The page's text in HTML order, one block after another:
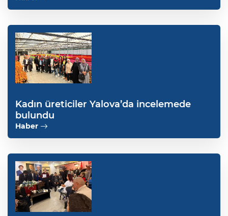
Kadın üreticiler Yalova’da incelemede
bulundu
Haber